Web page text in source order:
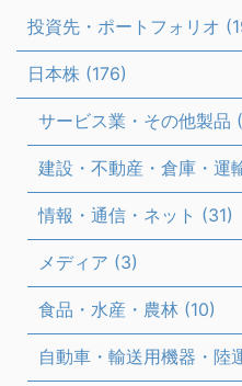
投資先・ポートフォリオ
日本株 (176)
サービス業・その他製品
建設・不動産・倉庫・運
情報・通信・ネット (31)
メディア (3)
食品・水産・農林 (10)
自動車・輸送用機器・陸